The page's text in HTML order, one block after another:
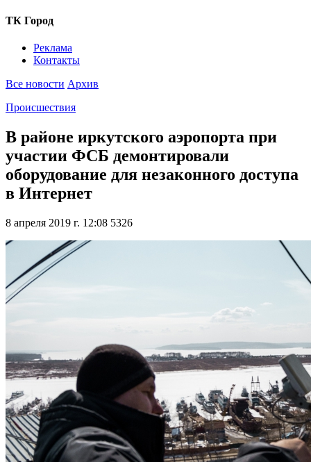
ТК Город
Реклама
Контакты
Все новости Архив
Происшествия
В районе иркутского аэропорта при
участии ФСБ демонтировали
оборудование для незаконного доступа
в Интернет
8 апреля 2019 г. 12:08 5326